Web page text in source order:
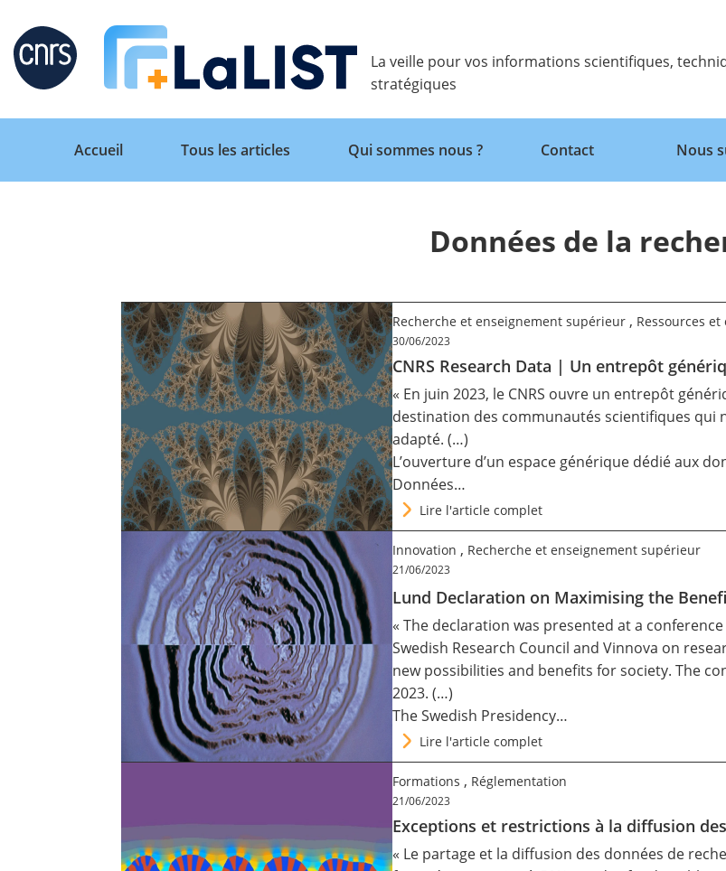
Retour
Tous les articles
Qui sommes nous ?
La veille pour vos informations scientifiques,
stratégiques
Accueil Tous les articles Qui sommes nous ? Contact Nous
Données de la
Recherche et enseignement supérieur , Ressources et
30/06/2023
CNRS Research Data | Un entrepôt
« En juin 2023, le CNRS ouvre un entrepôt
destination des communautés scientifiques qui
adapté. (…)
L’ouverture d’un espace générique dédié aux
Données…
Lire l'article complet
Innovation , Recherche et enseignement supérieur
21/06/2023
Lund Declaration on Maximising the
« The declaration was presented at a
Swedish Research Council and Vinnova on
new possibilities and benefits for society. The
2023. (…)
The Swedish Presidency…
Lire l'article complet
Formations , Réglementation
21/06/2023
Exceptions et restrictions à la diffusion
« Le partage et la diffusion des données de